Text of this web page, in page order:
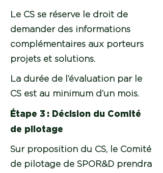
Le CS se réserve le droit de
demander des informations
complémentaires aux porteurs
projets et solutions.
La durée de l’évaluation par le
CS est au minimum d’un mois.
Étape 3 : Décision du Comité
de pilotage
Sur proposition du CS, le Comité
de pilotage de SPOR&D prendra